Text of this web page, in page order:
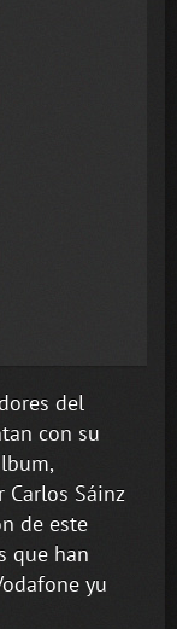
del
con su
Sáinz
de este
que han
yu